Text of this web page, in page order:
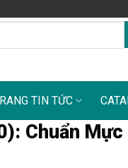
TIN TỨC
Chuẩn Mực